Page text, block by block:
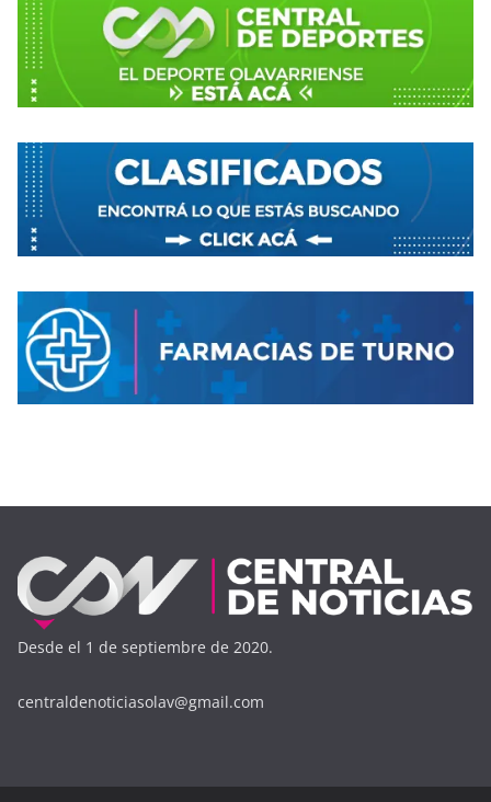
Desde el 1 de septiembre de 2020.
centraldenoticiasolav@gmail.com